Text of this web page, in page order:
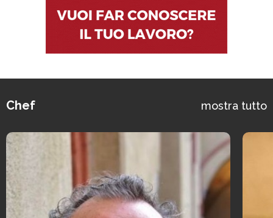
Chef mostra tutto